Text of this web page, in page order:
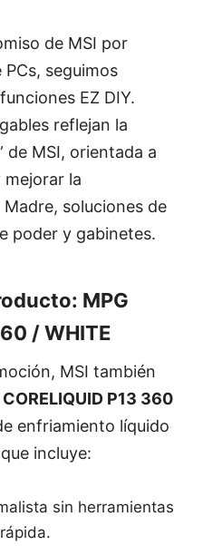
de MSI por
seguimos
EZ DIY.
reflejan la
de MSI, orientada a
la
soluciones de
poder y gabinetes.
MPG
/ WHITE
MSI también
CORELIQUID P13 360
enfriamiento líquido
incluye:
sin herramientas